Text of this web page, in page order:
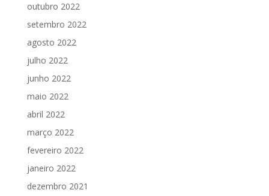
outubro 2022
setembro 2022
agosto 2022
julho 2022
junho 2022
maio 2022
abril 2022
março 2022
fevereiro 2022
janeiro 2022
dezembro 2021